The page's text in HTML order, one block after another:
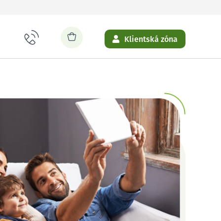
Klientská zóna